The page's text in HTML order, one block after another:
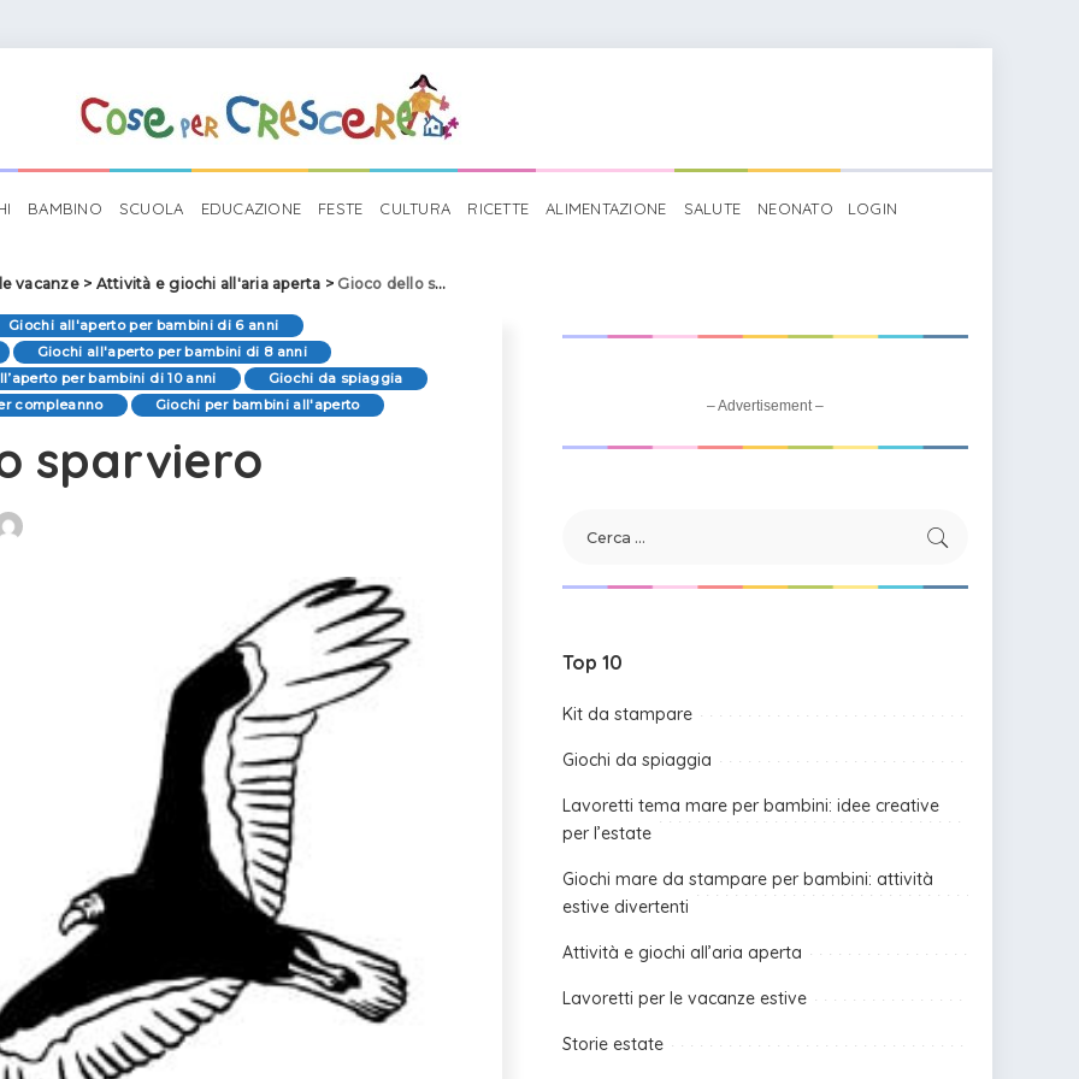
BAMBINO SCUOLA EDUCAZIONE FESTE CULTURA RICETTE ALIMENTAZIONE SALUTE NEONATO LOGIN
vacanze> Attività e giochi all'aria aperta > Gioco dello sparviero
Giochi all'aperto per bambini di 6 anni
Giochi all'aperto per bambini di 8 anni
per bambini di 10 anni
Giochi da spiaggia
compleanno Giochi per bambini all'aperto
sparviero
– Advertisement –
Top 10
Kit da stampare
Giochi da spiaggia
Lavoretti tema mare per bambini: idee creative
per l’estate
Giochi mare da stampare per bambini: attività
estive divertenti
Attività e giochi all’aria aperta
Lavoretti per le vacanze estive
Storie estate